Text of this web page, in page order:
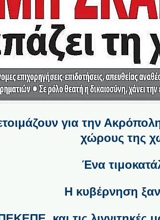
ετοιμάζουν για την
χώρους της
Ένα
Η κυβέρνηση